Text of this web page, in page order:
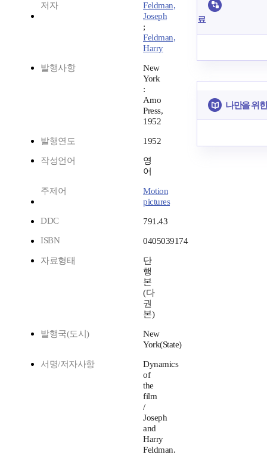
저자
Feldman,
Joseph
;
Feldman,
Harry
발행사항
New
York
:
Arno
Press,
1952
발행연도 1952
작성언어
영
어
주제어
Motion
pictures
DDC
791.43
ISBN
0405039174
자료형태
단
행
본
(다
권
본)
발행국(도시)
New
York(State)
서명/저자사항
Dynamics
of
the
film
/
Joseph
and
Harry
Feldman.
료
나만을 위